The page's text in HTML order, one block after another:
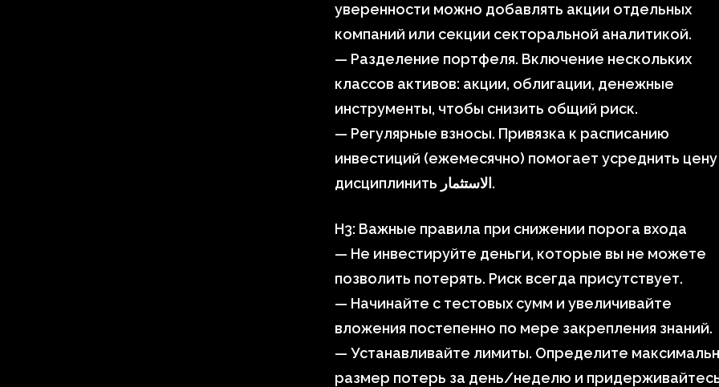
уверенности можно добавлять акции отдельных
компаний или секции секторальной аналитикой.
— Разделение портфеля. Включение нескольких
классов активов: акции, облигации, денежные
инструменты, чтобы снизить общий риск.
— Регулярные взносы. Привязка к расписанию
инвестиций (ежемесячно) помогает усреднить цену
дисциплинить الاستثمار.
H3: Важные правила при снижении порога входа
— Не инвестируйте деньги, которые вы не можете
позволить потерять. Риск всегда присутствует.
— Начинайте с тестовых сумм и увеличивайте
вложения постепенно по мере закрепления знаний.
— Устанавливайте лимиты. Определите
размер потерь за день/неделю и